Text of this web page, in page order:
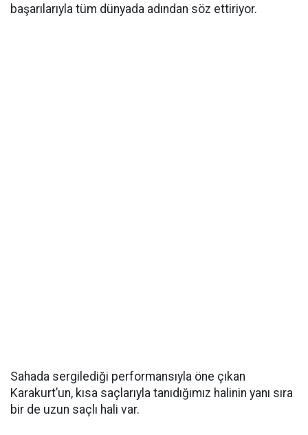
başarılarıyla tüm dünyada adından söz ettiriyor.
Sahada sergilediği performansıyla öne çıkan
Karakurt’un, kısa saçlarıyla tanıdığımız halinin yanı sıra
bir de uzun saçlı hali var.